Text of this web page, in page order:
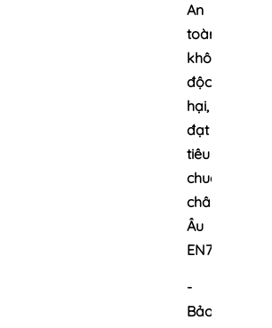
An
toàn,
không
độc
hại,
đạt
tiêu
chuẩn
châu
Âu
EN73
-
Bảo